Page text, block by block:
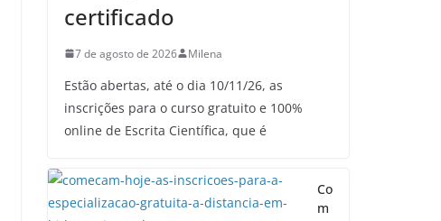
certificado
7 de agosto de 2026 Milena
Estão abertas, até o dia 10/11/26, as
inscrições para o curso gratuito e 100%
online de Escrita Científica, que é
Co
m